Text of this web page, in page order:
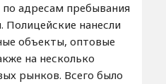
адресам пребывания
Полицейские нанесли
объекты, оптовые
на несколько
рынков. Всего было